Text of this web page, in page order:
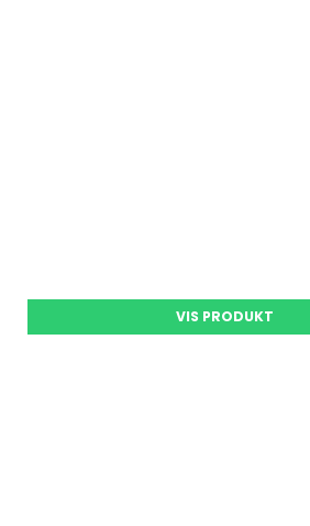
VIS PRODUKT